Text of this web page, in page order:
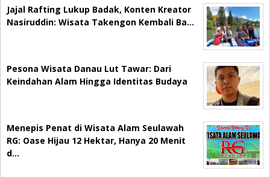
Jajal Rafting Lukup Badak, Konten Kreator
Nasiruddin: Wisata Takengon Kembali Ba…
Pesona Wisata Danau Lut Tawar: Dari
Keindahan Alam Hingga Identitas Budaya
Menepis Penat di Wisata Alam Seulawah
RG: Oase Hijau 12 Hektar, Hanya 20 Menit
d…